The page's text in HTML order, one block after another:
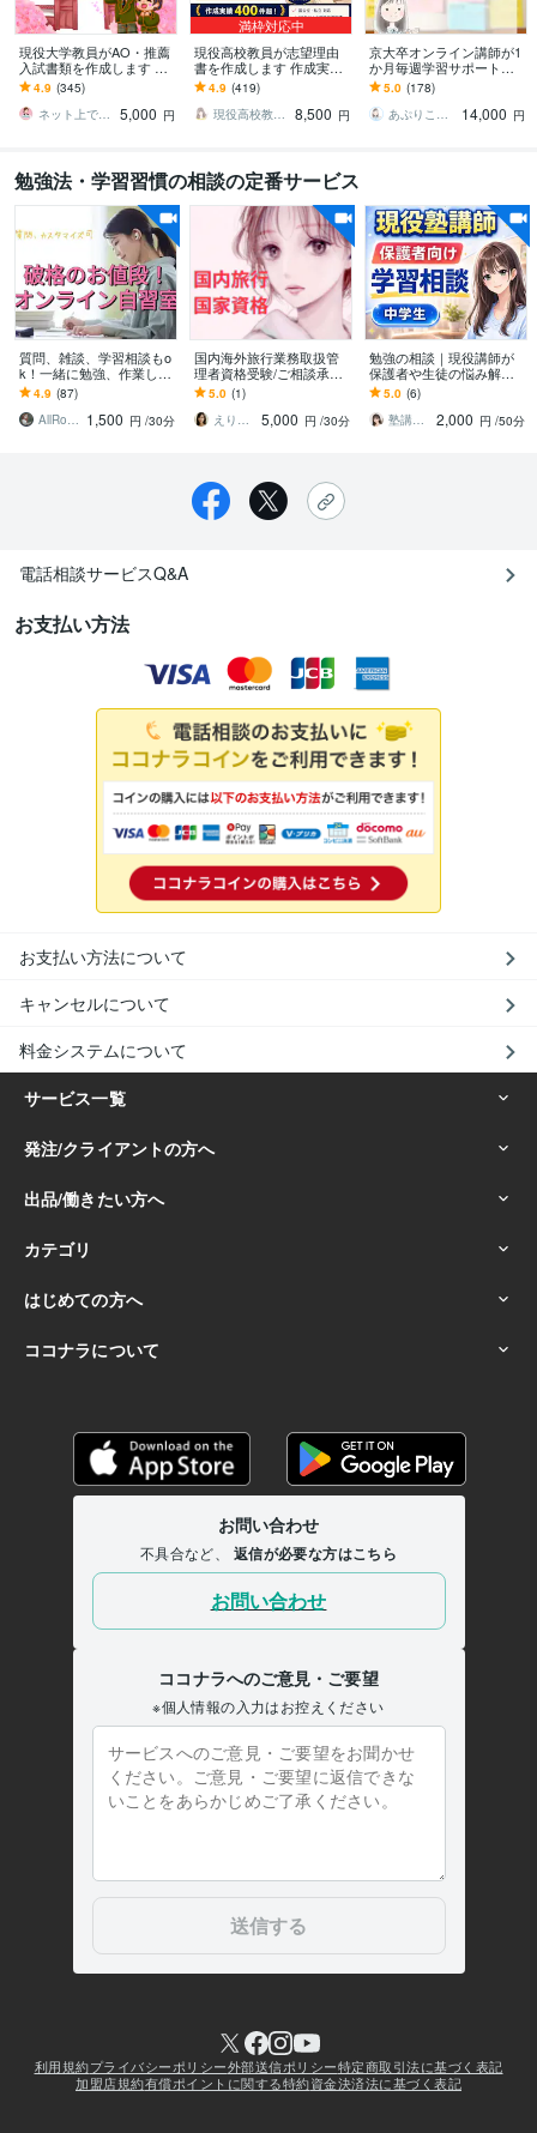
現役大学教員がAO・推薦
入試書類を作成します 現
役大学教員による出願書
類対策で、他の出願者と
差をつけよう
4.9 (345)
ネット上でコンシェルジュ
5,000 円
満枠対応中
現役高校教員が志望理由
書を作成します 作成実績4
00件超！現役高校教員に
全てお任せください
4.9 (419)
現役高校教員shoko
8,500 円
京大卒オンライン講師が1
か月毎週学習サポートし
ます 小テストも行う充実
サポートコース
5.0 (178)
あぷりこっと・学習支援
14,000 円
勉強法・学習習慣の相談の定番サービス
質問、雑談、学習相談もo
k！一緒に勉強、作業しま
す 90分で1500円！オンラ
イン自習室
4.9 (87)
AllRounder 翻訳・レッスン 1,500 円 /30分
国内海外旅行業務取扱管
理者資格受験/ご相談承り
ます 国内旅行取扱管理者
試験/総合旅行取扱管理者
試験の受験対策です
5.0 (1)
えりさ❤️癒しの秘書
5,000 円 /30分
勉強の相談｜現役講師が
保護者や生徒の悩み解決
します 【ビデオ通話】✅️
成績アップ✅️定期テスト✅️
勉強方法
5.0 (6)
塾講師･家庭教師ゆり（FP相談対応も可）
2,000 円 /50分
電話相談サービスQ&A
お支払い方法
お支払い方法について
キャンセルについて
料金システムについて